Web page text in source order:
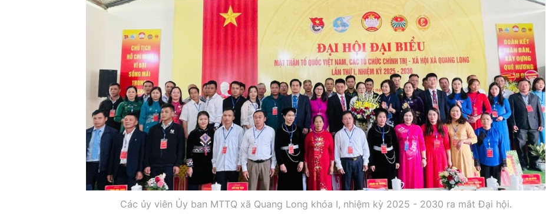
Các ủy viên Ủy ban MTTQ xã Quang Long khóa I, nhiệm kỳ 2025 - 2030 ra mắt Đại hội.